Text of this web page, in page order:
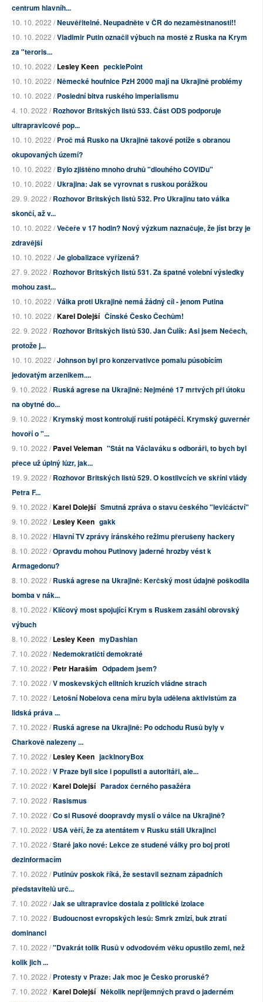
centrum hlavníh...
10. 10. 2022 /Neuvěřitelné. Neupadněte v ČR do nezaměstnanosti!!
10. 10. 2022 /Vladimir Putin označil výbuch na mostě z Ruska na Krym
za "teroris...
10. 10. 2022 /Lesley Keen pecklePoint
10. 10. 2022 /Německé houfnice PzH 2000 mají na Ukrajině problémy
10. 10. 2022 /Poslední bitva ruského imperialismu
4. 10. 2022 /Rozhovor Britských listů 533. Část ODS podporuje
ultrapravicové pop...
10. 10. 2022 /Proč má Rusko na Ukrajině takové potíže s obranou
okupovaných území?
10. 10. 2022 /Bylo zjištěno mnoho druhů "dlouhého COVIDu"
10. 10. 2022 /Ukrajina: Jak se vyrovnat s ruskou porážkou
29. 9. 2022 /Rozhovor Britských listů 532. Pro Ukrajinu tato válka
skončí, až v...
10. 10. 2022 /Večeře v 17 hodin? Nový výzkum naznačuje, že jíst brzy je
zdravější
10. 10. 2022 /Je globalizace vyřízená?
27. 9. 2022 /Rozhovor Britských listů 531. Za špatné volební výsledky
mohou zast...
10. 10. 2022 /Válka proti Ukrajině nemá žádný cíl - jenom Putina
10. 10. 2022 /Karel Dolejší Čínské Česko Čechům!
22. 9. 2022 /Rozhovor Britských listů 530. Jan Čulík: Asi jsem Nečech,
protože j...
10. 10. 2022 /Johnson byl pro konzervativce pomalu púsobícím
jedovatým arzenikem....
9. 10. 2022 /Ruská agrese na Ukrajině: Nejméně 17 mrtvých při útoku
na obytné do...
9. 10. 2022 /Krymský most kontrolují ruští potápěčí. Krymský guvernér
hovoří o "...
9. 10. 2022 /Pavel Veleman "Stát na Václaváku s odboráři, to bych byl
přece už úplný lůzr, jak...
19. 9. 2022 /Rozhovor Britských listů 529. O kostlivcích ve skříni vlády
Petra F...
9. 10. 2022 /Karel Dolejší Smutná zpráva o stavu českého "levičáctví"
9. 10. 2022 /Lesley Keen gakk
8. 10. 2022 /Hlavní TV zprávy íránského režimu přerušeny hackery
8. 10. 2022 /Opravdu mohou Putinovy jaderné hrozby vést k
Armagedonu?
8. 10. 2022 /Ruská agrese na Ukrajině: Kerčský most údajně poškodila
bomba v nák...
8. 10. 2022 /Klíčový most spojující Krym s Ruskem zasáhl obrovský
výbuch
8. 10. 2022 /Lesley Keen myDashian
7. 10. 2022 /Nedemokratičtí demokraté
7. 10. 2022 /Petr Haraším Odpadem jsem?
7. 10. 2022 /V moskevských elitních kruzích vládne strach
7. 10. 2022 /Letošní Nobelova cena míru byla udělena aktivistům za
lidská práva ...
7. 10. 2022 /Ruská agrese na Ukrajině: Po odchodu Rusů byly v
Charkově nalezeny ...
7. 10. 2022 /Lesley Keen jackInoryBox
7. 10. 2022 /V Praze byli sice i populisti a autoritáři, ale...
7. 10. 2022 /Karel Dolejší Paradox černého pasažéra
7. 10. 2022 /Rasismus
7. 10. 2022 /Co si Rusové doopravdy myslí o válce na Ukrajině?
7. 10. 2022 /USA věří, že za atentátem v Rusku stáli Ukrajinci
7. 10. 2022 /Staré jako nové: Lekce ze studené války pro boj proti
dezinformacím
7. 10. 2022 /Putinův poskok říká, že sestavil seznam západních
představitelů urč...
7. 10. 2022 /Jak se ultrapravice dostala z politické izolace
7. 10. 2022 /Budoucnost evropských lesů: Smrk zmizí, buk ztratí
dominanci
7. 10. 2022 /"Dvakrát tolik Rusů v odvodovém věku opustilo zemi, než
kolik jich ...
7. 10. 2022 /Protesty v Praze: Jak moc je Česko proruské?
7. 10. 2022 /Karel Dolejší Několik nepříjemných pravd o jaderném